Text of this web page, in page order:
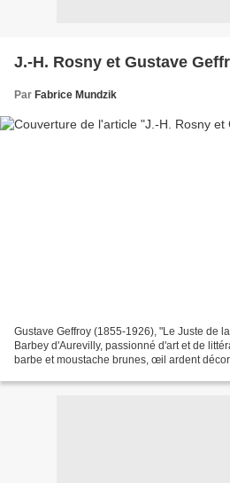
J.-H. Rosny et Gustave
Par Fabrice Mundzik
Gustave Geffroy (1855-1926), "Le Juste de
Barbey d'Aurevilly, passionné d'art et de
barbe et moustache brunes, œil ardent